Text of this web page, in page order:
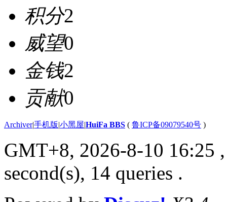
积分2
威望0
金钱2
贡献0
Archiver|手机版|小黑屋|HuiFa BBS ( 鲁ICP备09079540号 )
GMT+8, 2026-8-10 16:25
second(s), 14 queries .